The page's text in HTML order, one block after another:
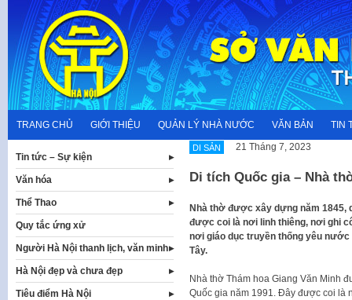
content
TRANG CHỦ GIỚI THIỆU QUẢN LÝ NHÀ NƯỚC VĂN BẢN TIN
DI SẢN 21 Tháng 7, 2023
Di tích Quốc gia – Nhà
Nhà thờ được xây dựng năm 1845,
được coi là nơi linh thiêng, nơi ghi
nơi giáo dục truyền thống yêu
Tây.
Nhà thờ Thám hoa Giang Văn Minh
Quốc gia năm 1991. Đây được coi là
Tin tức – Sự kiện
Văn hóa
Thể Thao
Quy tắc ứng xử
Người Hà Nội thanh lịch, văn minh
Hà Nội đẹp và chưa đẹp
Tiêu điểm Hà Nội